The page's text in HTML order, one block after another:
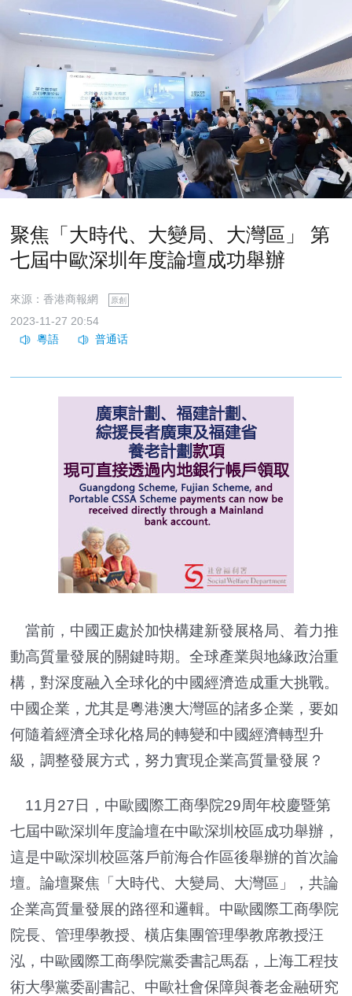
聚焦「大時代、大變局、大灣區」 第
七屆中歐深圳年度論壇成功舉辦
來源：香港商報網 原創
2023-11-27 20:54
當前，中國正處於加快構建新發展格局、着力推
動高質量發展的關鍵時期。全球產業與地緣政治重
構，對深度融入全球化的中國經濟造成重大挑戰。
中國企業，尤其是粵港澳大灣區的諸多企業，要如
何隨着經濟全球化格局的轉變和中國經濟轉型升
級，調整發展方式，努力實現企業高質量發展？
11月27日，中歐國際工商學院29周年校慶暨第
七屆中歐深圳年度論壇在中歐深圳校區成功舉辦，
這是中歐深圳校區落戶前海合作區後舉辦的首次論
壇。論壇聚焦「大時代、大變局、大灣區」，共論
企業高質量發展的路徑和邏輯。中歐國際工商學院
院長、管理學教授、橫店集團管理學教席教授汪
泓，中歐國際工商學院黨委書記馬磊，上海工程技
術大學黨委副書記、中歐社會保障與養老金融研究